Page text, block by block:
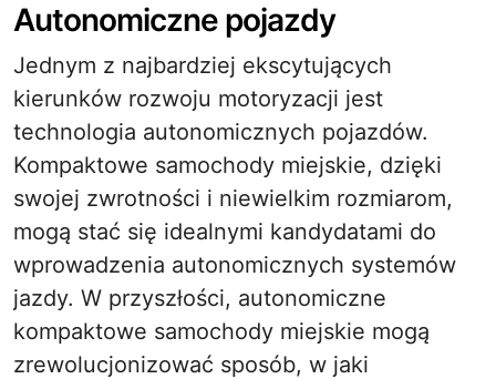
Autonomiczne pojazdy
Jednym z najbardziej ekscytujących
kierunków rozwoju motoryzacji jest
technologia autonomicznych pojazdów.
Kompaktowe samochody miejskie, dzięki
swojej zwrotności i niewielkim rozmiarom,
mogą stać się idealnymi kandydatami do
wprowadzenia autonomicznych systemów
jazdy. W przyszłości, autonomiczne
kompaktowe samochody miejskie mogą
zrewolucjonizować sposób, w jaki